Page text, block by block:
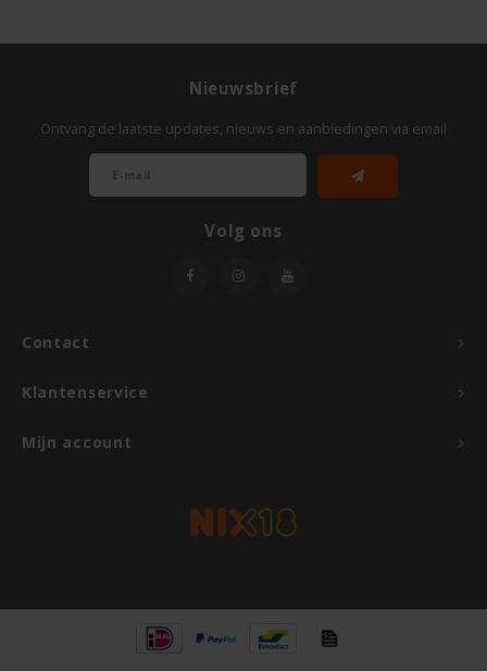
Contact
Nieuwsbrief
Ontvang de laatste updates, nieuws en aanbiedingen via email
Volg ons
Klantenservice
Mijn account